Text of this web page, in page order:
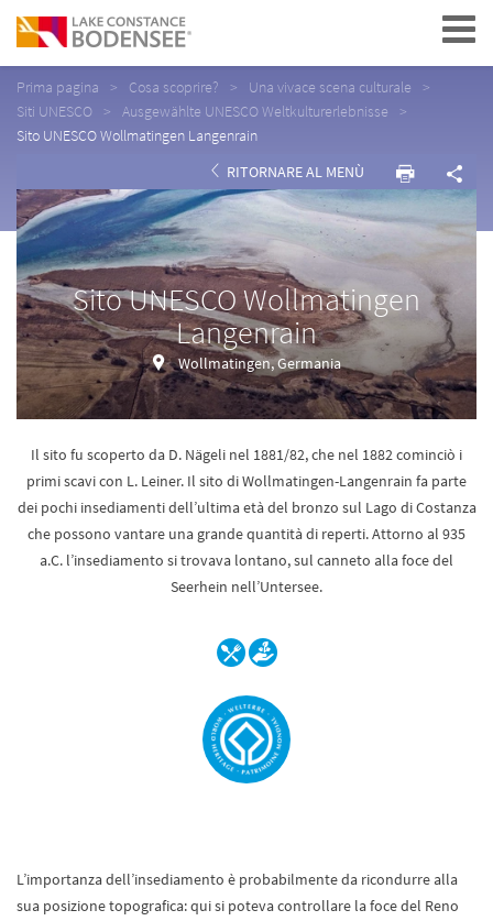
Navigation
Prima pagina Cosa scoprire?
Una vivace scena culturale
Siti UNESCO
Ausgewählte UNESCO Weltkulturerlebnisse
Sito UNESCO Wollmatingen Langenrain
RITORNARE AL MENÙ
Sito UNESCO Wollmatingen
Langenrain
Wollmatingen, Germania
Il sito fu scoperto da D. Nägeli nel 1881/82, che nel 1882 cominciò i
primi scavi con L. Leiner. Il sito di Wollmatingen-Langenrain fa parte
dei pochi insediamenti dell’ultima età del bronzo sul Lago di Costanza
che possono vantare una grande quantità di reperti. Attorno al 935
a.C. l’insediamento si trovava lontano, sul canneto alla foce del
Seerhein nell’Untersee.
L’importanza dell’insediamento è probabilmente da ricondurre alla
sua posizione topografica: qui si poteva controllare la foce del Reno